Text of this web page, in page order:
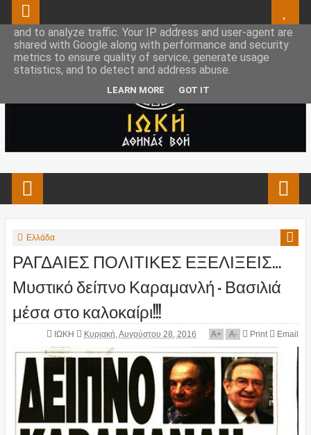
Ελλάδα
ΡΑΓΔΑΙΕΣ ΠΟΛΙΤΙΚΕΣ ΕΞΕΛΙΞΕΙΣ…
Μυστικό δείπνο Καραμανλή - Βασιλιά
μέσα στο καλοκαίρι!!!
ΙΩΚΗ Κυριακή, Αυγούστου 28, 2016 A+ A- Print Email
This site uses cookies from Google to deliver its services
and to analyze traffic. Your IP address and user-agent are
shared with Google along with performance and security
metrics to ensure quality of service, generate usage
statistics, and to detect and address abuse.
LEARN MORE GOT IT